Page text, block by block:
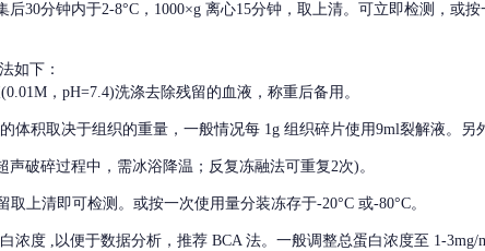
后30分钟内于2-8°C，1000×g 离心15分钟，取上清。可立即检测，或
如下：
，pH=7.4)洗涤去除残留的血液，称重后备用。
体积取决于组织的重量，一般情况每 1g 组织碎片使用9ml裂解液。另
声破碎过程中，需冰浴降温；反复冻融法可重复2次)。
取上清即可检测。或按一次使用量分装冻存于-20°C 或-80°C。
浓度 ,以便于数据分析，推荐 BCA 法。一般调整总蛋白浓度至 1-